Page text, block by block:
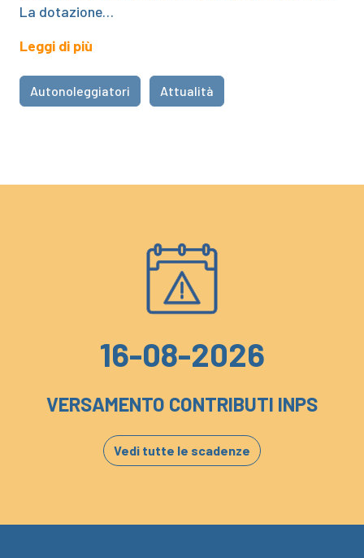
La dotazione…
Leggi di più
Autonoleggiatori Attualità
16-08-2026
VERSAMENTO CONTRIBUTI INPS
Vedi tutte le scadenze